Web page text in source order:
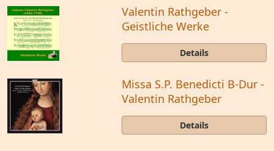
Valentin Rathgeber -
Geistliche Werke
Details
Missa S.P. Benedicti B-Dur -
Valentin Rathgeber
Details